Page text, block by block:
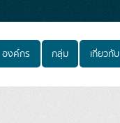
องค์กร กลุ่ม เกี่ยวกับ